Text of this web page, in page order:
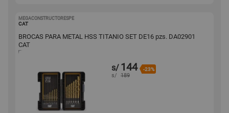
MEGACONSTRUCTORESPE
CAT
BROCAS PARA METAL HSS TITANIO SET DE16 pzs. DA02901
CAT
s/ 144 -23%
s/ 189